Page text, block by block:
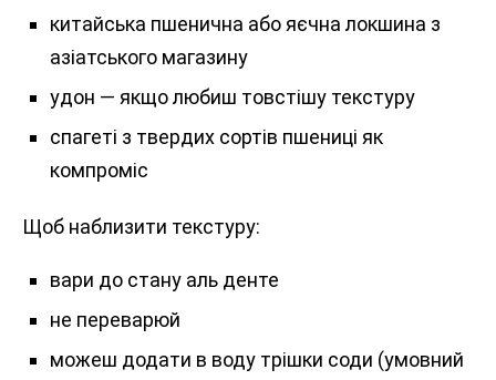
китайська пшенична або яєчна локшина з
азіатського магазину
удон — якщо любиш товстішу текстуру
спагеті з твердих сортів пшениці як
компроміс
Щоб наблизити текстуру:
вари до стану аль денте
не переварюй
можеш додати в воду трішки соди (умовний